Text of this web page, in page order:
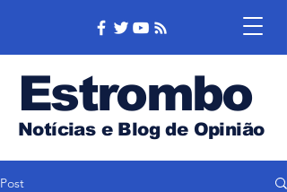
Estrombo
Notícias e Blog de Opinião
Post